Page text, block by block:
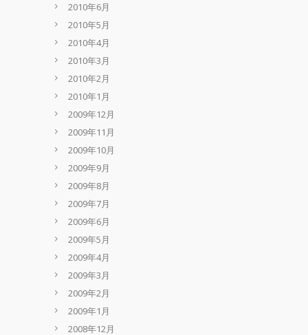
2010年6月
2010年5月
2010年4月
2010年3月
2010年2月
2010年1月
2009年12月
2009年11月
2009年10月
2009年9月
2009年8月
2009年7月
2009年6月
2009年5月
2009年4月
2009年3月
2009年2月
2009年1月
2008年12月